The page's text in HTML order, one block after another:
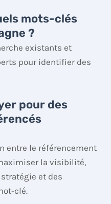
mots-clés
?
existants et
pour identifier des
pour des
entre le référencement
la visibilité,
et des
clé.